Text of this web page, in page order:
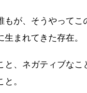
もが、そうやってこ
まれてきた存在。
と、ネガティブなこ
。